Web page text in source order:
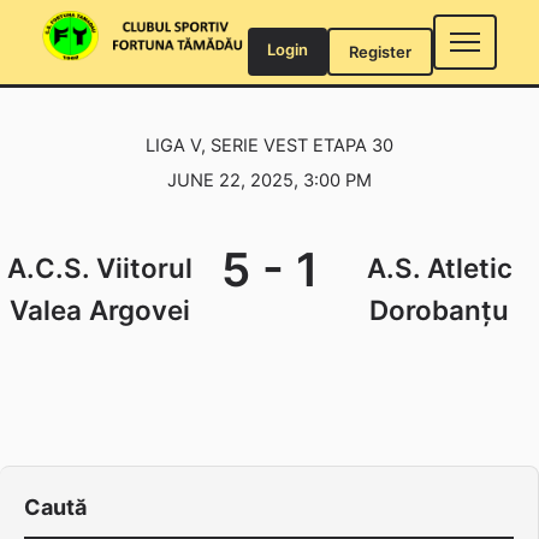
Login Register
LIGA V, SERIE VEST ETAPA 30
JUNE 22, 2025, 3:00 PM
A.C.S. Viitorul
Valea Argovei
5 - 1
A.S. Atletic
Dorobanțu
Caută